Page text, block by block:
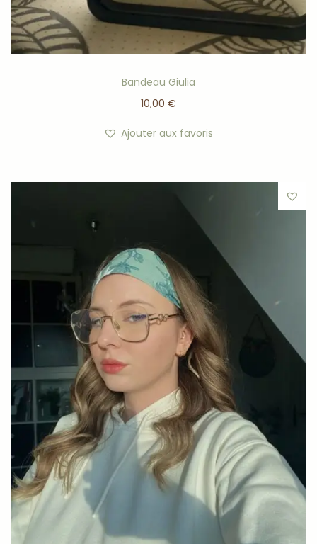
Bandeau Giulia
10,00 €
Ajouter aux favoris